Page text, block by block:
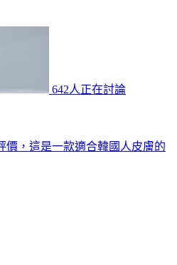
642人正在討論
價，這是一款適合韓國人皮膚的